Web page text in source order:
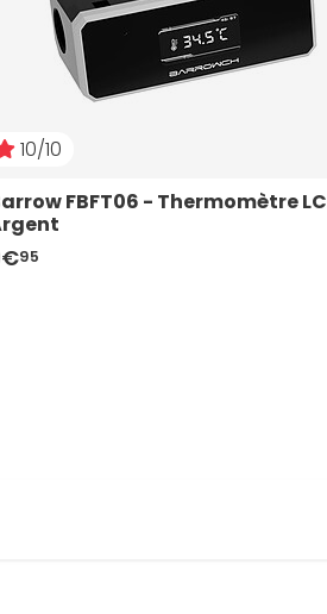
10/10
FBFT06 - Thermomètre
95